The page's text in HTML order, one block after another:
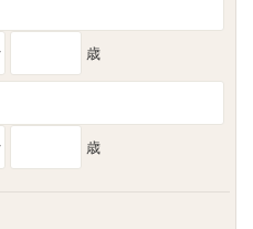
歳
歳